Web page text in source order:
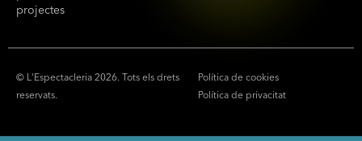
projectes
© L'Espectacleria 2026. Tots els drets
reservats.
Política de cookies
Política de privacitat